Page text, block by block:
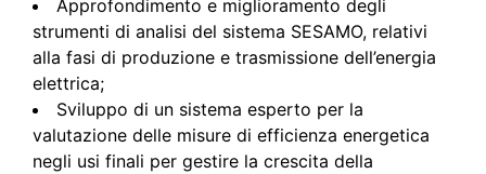
Approfondimento e miglioramento degli
strumenti di analisi del sistema SESAMO, relativi
alla fasi di produzione e trasmissione dell’energia
elettrica;
Sviluppo di un sistema esperto per la
valutazione delle misure di efficienza energetica
negli usi finali per gestire la crescita della